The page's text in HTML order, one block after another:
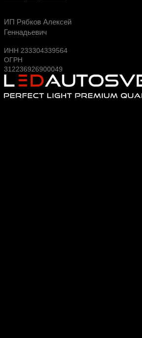
Будь в курсе выгодных
новых поступлений на склад
ИП Рябков Алексей
Геннадьевич
ИНН 233304339564
ОГРН
312236926900049